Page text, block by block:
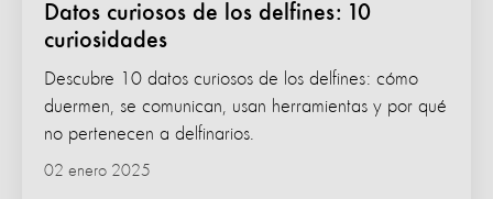
Datos curiosos de los delfines: 10
curiosidades
Descubre 10 datos curiosos de los delfines: cómo
duermen, se comunican, usan herramientas y por qué
no pertenecen a delfinarios.
02 enero 2025